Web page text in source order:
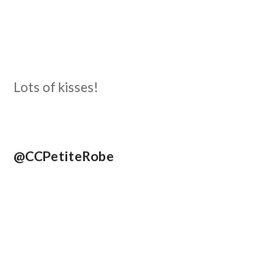
Lots of kisses!
@CCPetiteRobe